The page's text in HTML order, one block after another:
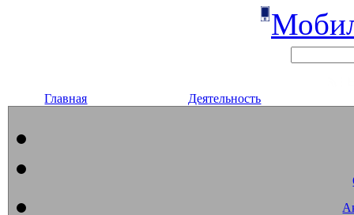
Главная Деятельность